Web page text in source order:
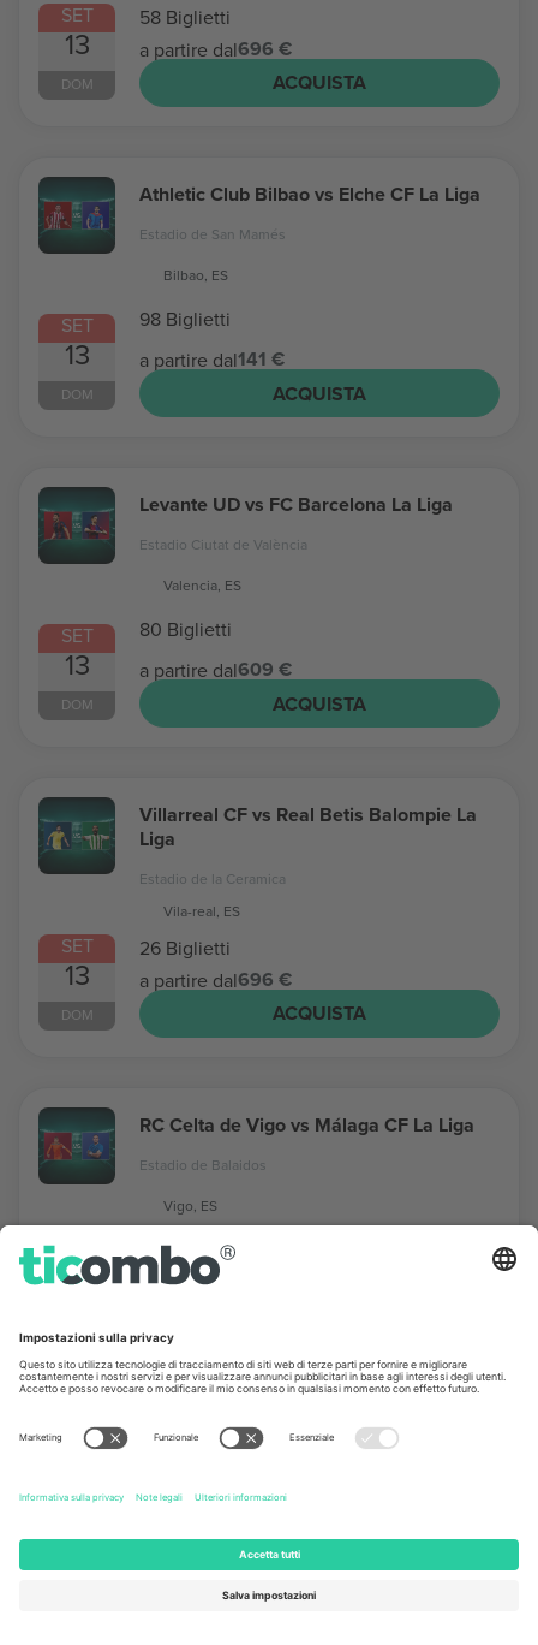
SET
13
DOM
58 Biglietti
a partire dal696 €
ACQUISTA
SET
13
DOM
Athletic Club Bilbao vs Elche CF La Liga
Estadio de San Mamés
Bilbao, ES
98 Biglietti
a partire dal141 €
ACQUISTA
SET
13
DOM
Levante UD vs FC Barcelona La Liga
Estadio Ciutat de València
Valencia, ES
80 Biglietti
a partire dal609 €
ACQUISTA
SET
13
DOM
Villarreal CF vs Real Betis Balompie La
Liga
Estadio de la Ceramica
Vila-real, ES
26 Biglietti
a partire dal696 €
ACQUISTA
SET
13
RC Celta de Vigo vs Málaga CF La Liga
Estadio de Balaidos
Vigo, ES
24 Biglietti
a partire dal
SET
Sevilla FC vs Valencia CF La Liga
a partire dal121 €